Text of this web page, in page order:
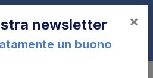
0
newsletter
un buono
×